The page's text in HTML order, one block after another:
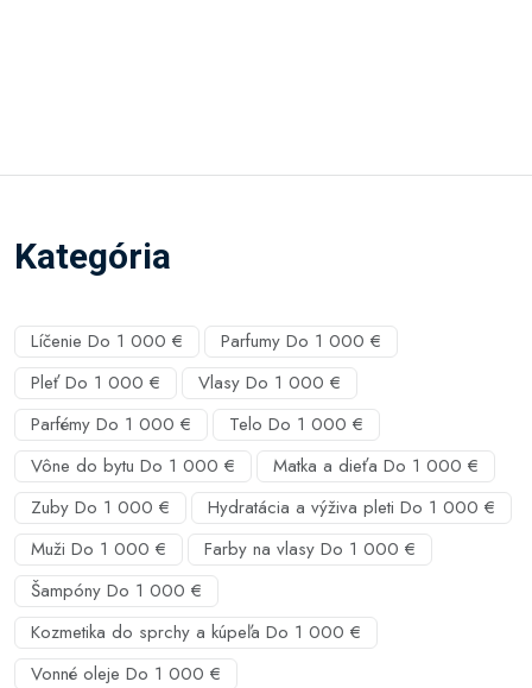
Kategória
Líčenie Do 1 000 €
Parfumy Do 1 000 €
Pleť Do 1 000 €
Vlasy Do 1 000 €
Parfémy Do 1 000 €
Telo Do 1 000 €
Vône do bytu Do 1 000 €
Matka a dieťa Do 1 000 €
Zuby Do 1 000 €
Hydratácia a výživa pleti Do 1 000 €
Muži Do 1 000 €
Farby na vlasy Do 1 000 €
Šampóny Do 1 000 €
Kozmetika do sprchy a kúpeľa Do 1 000 €
Vonné oleje Do 1 000 €